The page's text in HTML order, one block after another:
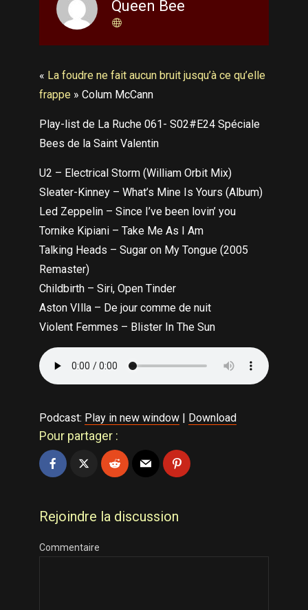
Queen Bee
« La foudre ne fait aucun bruit jusqu’à ce qu’elle
frappe » Colum McCann
Play-list de La Ruche 061- S02#E24 Spéciale
Bees de la Saint Valentin
U2 – Electrical Storm (William Orbit Mix)
Sleater-Kinney – What’s Mine Is Yours (Album)
Led Zeppelin – Since I’ve been lovin’ you
Tornike Kipiani – Take Me As I Am
Talking Heads – Sugar on My Tongue (2005
Remaster)
Childbirth – Siri, Open Tinder
Aston VIlla – De jour comme de nuit
Violent Femmes – Blister In The Sun
Podcast: Play in new window | Download
Pour partager :
Rejoindre la discussion
Commentaire